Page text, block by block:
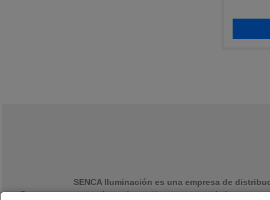
SENCA Iluminación es una empresa de
Somos una empresa formada por jóvenes emprendedores con